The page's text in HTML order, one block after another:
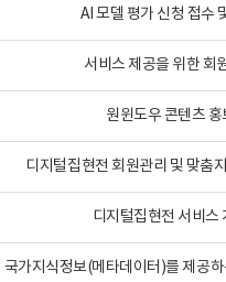
AI 모델 평가 신청 접수
서비스 제공을 위한 회
원윈도우 콘텐츠 홍
디지털집현전 회원관리 및 맞춤
디지털집현전 서비스
국가지식정보(메타데이터)를 제공